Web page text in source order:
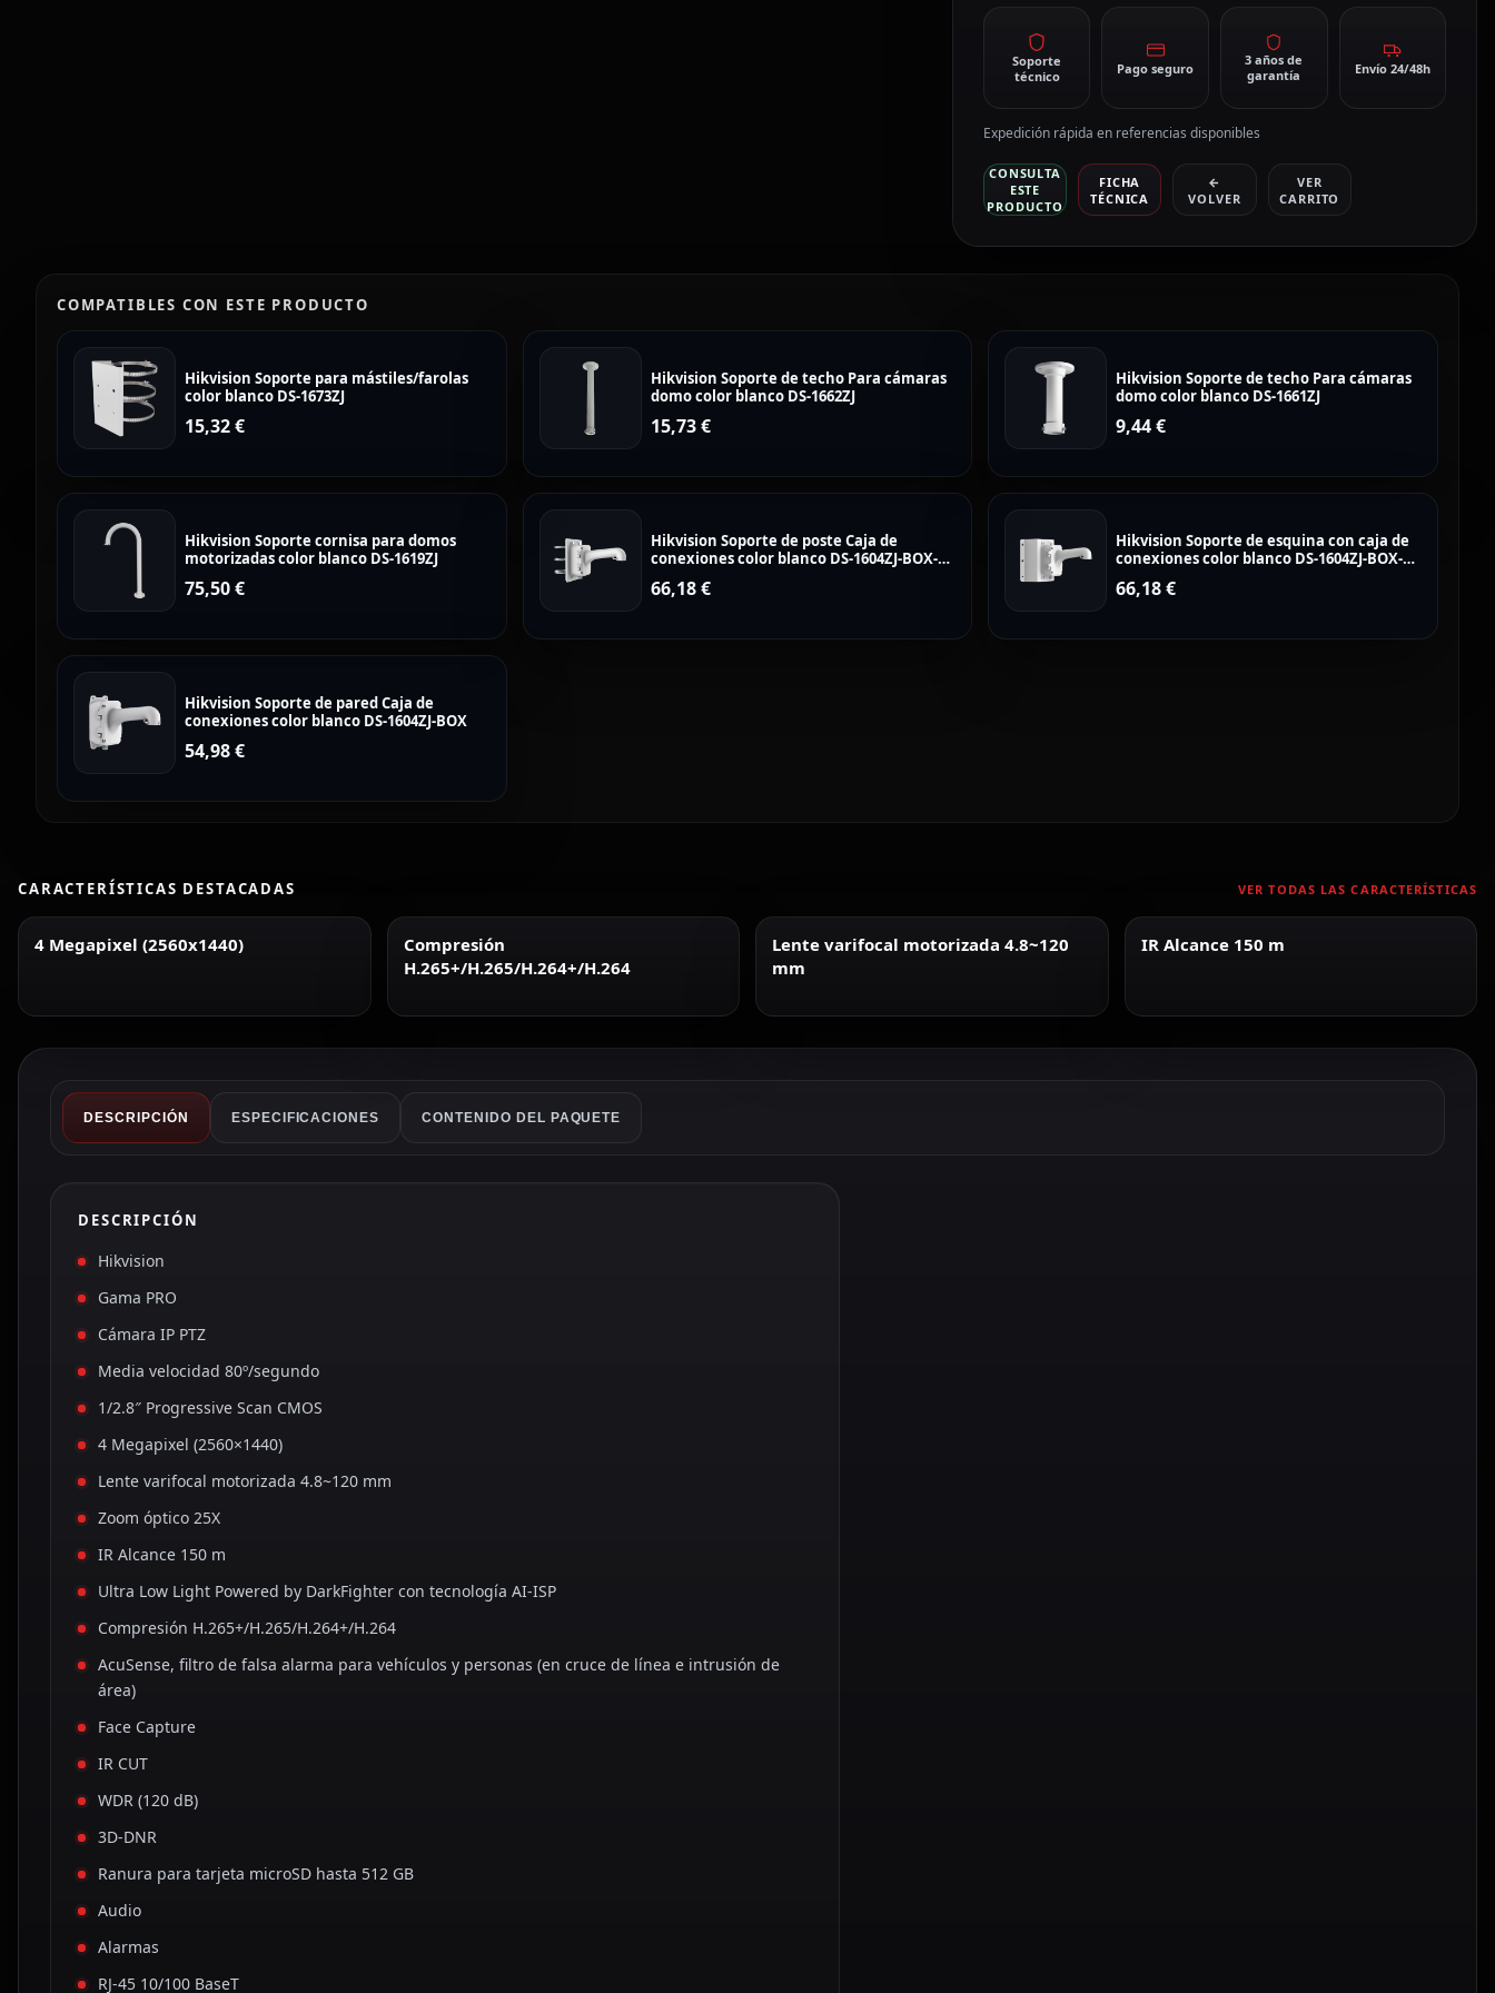
cantidad
Soporte
técnico
Pago seguro
3 años de
garantía
Envío 24/48h
Expedición rápida en referencias disponibles
CONSULTA
ESTE
PRODUCTO
FICHA
TÉCNICA
←
VOLVER
VER
CARRITO
COMPATIBLES CON ESTE PRODUCTO
Hikvision Soporte para mástiles/farolas
color blanco DS-1673ZJ
15,32€
Hikvision Soporte de techo Para cámaras
domo color blanco DS-1662ZJ
15,73€
Hikvision Soporte de techo Para cámaras
domo color blanco DS-1661ZJ
9,44€
Hikvision Soporte cornisa para domos
motorizadas color blanco DS-1619ZJ
75,50€
Hikvision Soporte de poste Caja de
conexiones color blanco DS-1604ZJ-BOX-
66,18€
Hikvision Soporte de esquina con caja de
conexiones color blanco DS-1604ZJ-BOX-
66,18€
Hikvision Soporte de pared Caja de
conexiones color blanco DS-1604ZJ-BOX
54,98€
CARACTERÍSTICAS DESTACADAS VER TODAS LAS CARACTERÍSTICAS
4 Megapixel (2560x1440)
Compresión
H.265+/H.265/H.264+/H.264
Lente varifocal motorizada 4.8~120
mm
IR Alcance 150 m
DESCRIPCIÓN ESPECIFICACIONES CONTENIDO DEL PAQUETE
DESCRIPCIÓN
Hikvision
Gama PRO
Cámara IP PTZ
Media velocidad 80º/segundo
1/2.8″ Progressive Scan CMOS
4 Megapixel (2560×1440)
Lente varifocal motorizada 4.8~120 mm
Zoom óptico 25X
IR Alcance 150 m
Ultra Low Light Powered by DarkFighter con tecnología AI-ISP
Compresión H.265+/H.265/H.264+/H.264
AcuSense, filtro de falsa alarma para vehículos y personas (en cruce de línea e intrusión de
área)
Face Capture
IR CUT
WDR (120 dB)
3D-DNR
Ranura para tarjeta microSD hasta 512 GB
Audio
Alarmas
RJ-45 10/100 BaseT